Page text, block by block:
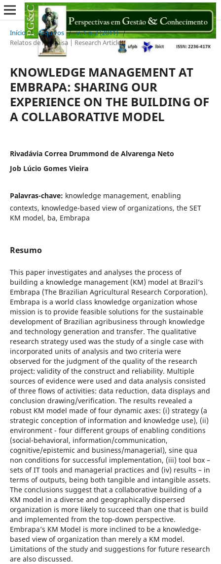
Início / Arquivos / v. 1 n. 2 (2011) /
Relatos de Pesquisa | Research Articles
KNOWLEDGE MANAGEMENT AT
EMBRAPA: SHARING OUR
EXPERIENCE ON THE BUILDING OF
A COLLABORATIVE MODEL
Rivadávia Correa Drummond de Alvarenga Neto
Job Lúcio Gomes Vieira
Palavras-chave: knowledge management, enabling
contexts, knowledge-based view of organizations, the SET
KM model, ba, Embrapa
Resumo
This paper investigates and analyses the process of
building a knowledge management (KM) model at Brazil’s
Embrapa (The Brazilian Agricultural Research Corporation).
Embrapa is a world class knowledge organization whose
mission is to provide feasible solutions for the sustainable
development of Brazilian agribusiness through knowledge
and technology generation and transfer. The qualitative
research strategy used was the study of a single case with
incorporated units of analysis and two criteria were
observed for the judgment of the quality of the research
project: validity of the construct and reliability. Multiple
sources of evidence were used and data analysis consisted
of three flows of activities: data reduction, data displays and
conclusion drawing/verification. The results revealed a
robust KM model made of four dynamic axes: (i) strategy (a
strategic conception of information and knowledge use), (ii)
environment - four different groups of enabling conditions
(social-behavioral, information/communication,
cognitive/epistemic and business/managerial), sine qua
non conditions for successful implementation, (iii) tool box –
sets of IT tools and managerial practices and (iv) results – in
terms of outputs, being both tangible and intangible assets.
The conclusions suggest that a collaborative building of a
KM model in a diverse and geographically dispersed
organization is more likely to succeed than one that is build
and implemented from the top-down perspective.
Embrapa’s KM Model is more inclined to be a knowledge-
based view of organization than merely a KM model.
Limitations of the study and suggestions for future research
are also discussed.